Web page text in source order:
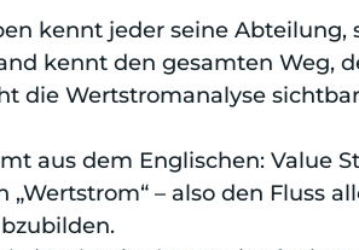
kennt jeder seine Abteilung,
kennt den gesamten Weg,
die Wertstromanalyse
aus dem Englischen: Value
„Wertstrom“ – also den Fluss